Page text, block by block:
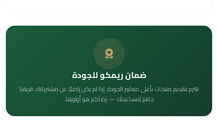
ضمان ريمكو للجودة
نلتزم بتقديم منتجات بأعلى معايير الجودة. إذا لم تكن راضيًا عن مشترياتك، فريقنا
جاهز لمساعدتك — رضاكم هو أولويتنا.